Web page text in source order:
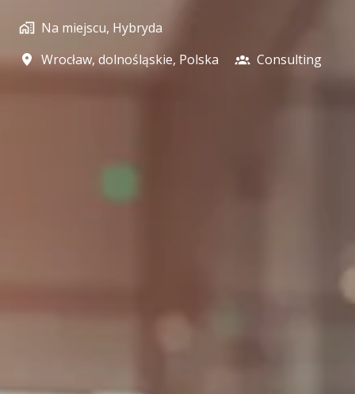
Na miejscu, Hybryda
Wrocław, dolnośląskie, Polska Consulting